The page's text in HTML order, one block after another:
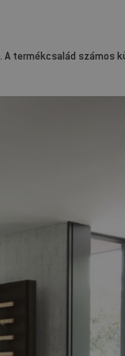
. A termékcsalád számos